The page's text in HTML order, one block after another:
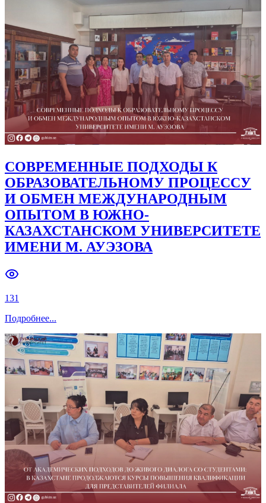
СОВРЕМЕННЫЕ ПОДХОДЫ К
ОБРАЗОВАТЕЛЬНОМУ ПРОЦЕССУ
И ОБМЕН МЕЖДУНАРОДНЫМ
ОПЫТОМ В ЮЖНО-
КАЗАХСТАНСКОМ УНИВЕРСИТЕТЕ
ИМЕНИ М. АУЭЗОВА
131
Подробнее...